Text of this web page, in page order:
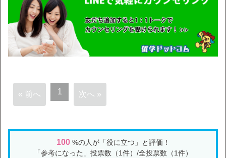
« 前へ 1 次へ »
100%の人が「役に立つ」と評価！
「参考になった」投票数（1件）/全投票数（1件）